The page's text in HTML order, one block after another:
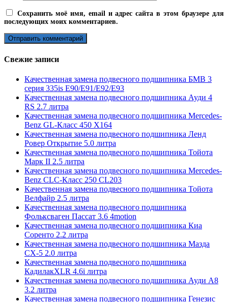
Сохранить моё имя, email и адрес сайта в этом браузере для
последующих моих комментариев.
Свежие записи
Качественная замена подвесного подшипника БМВ 3
серия 335is E90/E91/E92/E93
Качественная замена подвесного подшипника Ауди 4
RS 2.7 литра
Качественная замена подвесного подшипника Mercedes-
Benz GL-Класс 450 X164
Качественная замена подвесного подшипника Ленд
Ровер Открытие 5.0 литра
Качественная замена подвесного подшипника Тойота
Марк II 2.5 литра
Качественная замена подвесного подшипника Mercedes-
Benz CLC-Класс 250 CL203
Качественная замена подвесного подшипника Тойота
Велфайр 2.5 литра
Качественная замена подвесного подшипника
Фольксваген Пассат 3.6 4motion
Качественная замена подвесного подшипника Киа
Соренто 2.2 литра
Качественная замена подвесного подшипника Мазда
СХ-5 2.0 литра
Качественная замена подвесного подшипника
КадилакXLR 4.6i литра
Качественная замена подвесного подшипника Ауди А8
3.2 литра
Качественная замена подвесного подшипника Генезис